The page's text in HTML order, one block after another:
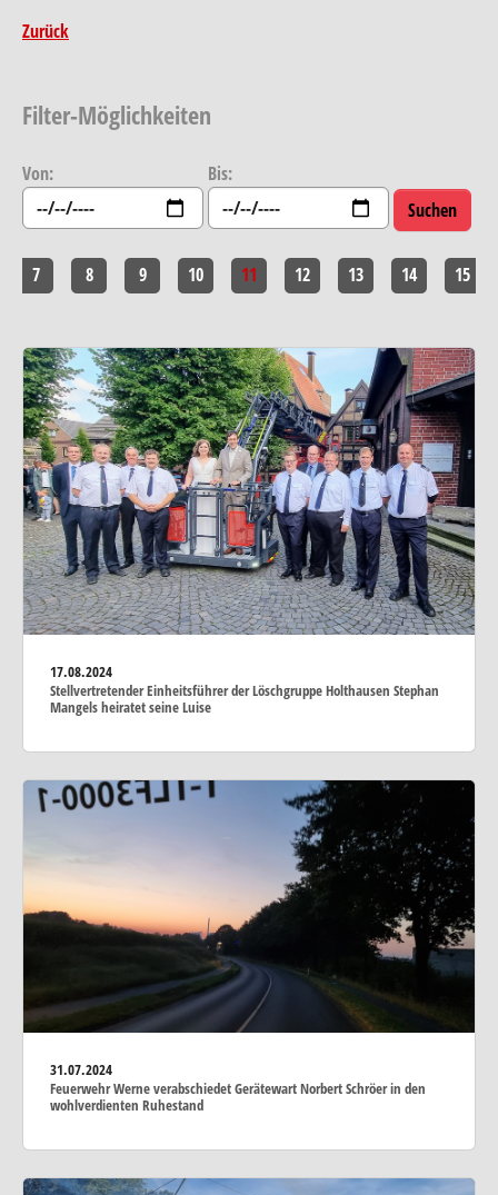
Zurück
Filter-Möglichkeiten
Von: Bis:
7 8 9 10 11 12 13 14 15
17.08.2024
Stellvertretender Einheitsführer der Löschgruppe Holthausen Stephan
Mangels heiratet seine Luise
31.07.2024
Feuerwehr Werne verabschiedet Gerätewart Norbert Schröer in den
wohlverdienten Ruhestand